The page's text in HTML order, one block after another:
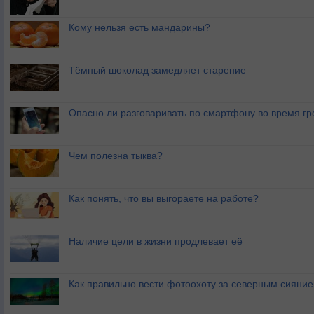
Кому нельзя есть мандарины?
Тёмный шоколад замедляет старение
Опасно ли разговаривать по смартфону во время
Чем полезна тыква?
Как понять, что вы выгораете на работе?
Наличие цели в жизни продлевает её
Как правильно вести фотоохоту за северным